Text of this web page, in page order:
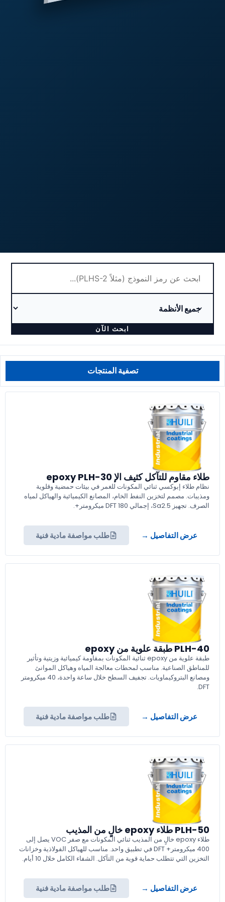
ابحث الآن
تصفية المنتجات
طلاء مقاوم للتآكل كثيف الإ epoxy PLH-30
نظام طلاء إبوكسي ثنائي المكونات للغمر في بيئات حمضية وقلوية
ومذيبات. مصمم لتخزين النفط الخام، المصانع الكيميائية والهياكل لمياه
الصرف. تجهيز Sa2.5، إجمالي DFT 180 ميكرومتر+.
عرض التفاصيل → طلب مواصفة مادية فنية
PLH-40 طبقة علوية من epoxy
طبقة علوية من epoxy ثنائية المكونات بمقاومة كيميائية وزيتية وتأثير
للمناطق الصناعية. مناسب لمحطات معالجة المياه وهياكل الموانئ
ومصانع البتروكيماويات. تجفيف السطح خلال ساعة واحدة، 40 ميكرومتر
DFT.
عرض التفاصيل → طلب مواصفة مادية فنية
PLH-50 طلاء epoxy خالٍ من المذيب
طلاء epoxy خالٍ من المذيب ثنائي المكونات مع صفر VOC يصل إلى
400 ميكرومتر+ DFT في تطبيق واحد. مناسب للهياكل الفولاذية وخزانات
التخزين التي تتطلب حماية قوية من التآكل. الشفاء الكامل خلال 10 أيام.
عرض التفاصيل → طلب مواصفة مادية فنية